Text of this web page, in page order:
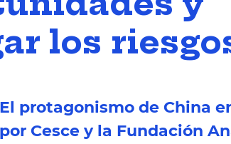
los
El protagonismo de China
por Cesce y la Fundación